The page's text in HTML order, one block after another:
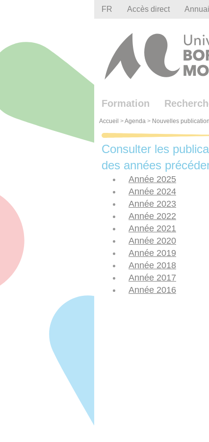
FR Accès direct
Formation
Accueil >Agenda > Nouvelles
Consulter les
des années
Année 2025
Année 2024
Année 2023
Année 2022
Année 2021
Année 2020
Année 2019
Année 2018
Année 2017
Année 2016